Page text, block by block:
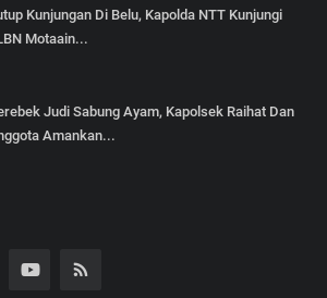
Kunjungan Di Belu, Kapolda NTT Kunjungi
Motaain...
Judi Sabung Ayam, Kapolsek Raihat Dan
Amankan...